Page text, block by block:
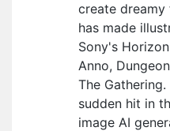
create dreamy
has made
Sony's
Anno,
The
sudden hit in
image AI